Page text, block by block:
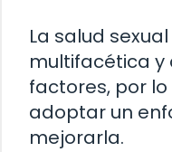
La salud
multifacética y
factores, por
adoptar un
mejorarla.